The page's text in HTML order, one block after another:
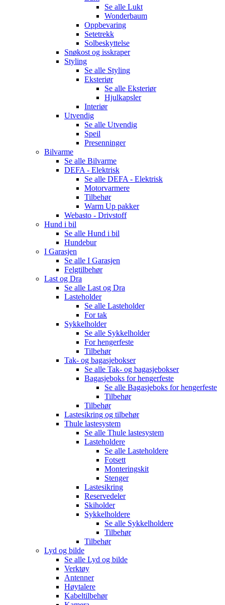
Se alle Lukt
Wonderbaum
Oppbevaring
Setetrekk
Solbeskyttelse
Snøkost og isskraper
Styling
Se alle Styling
Eksteriør
Se alle Eksteriør
Hjulkapsler
Interiør
Utvendig
Se alle Utvendig
Speil
Presenninger
Bilvarme
Se alle Bilvarme
DEFA - Elektrisk
Se alle DEFA - Elektrisk
Motorvarmere
Tilbehør
Warm Up pakker
Webasto - Drivstoff
Hund i bil
Se alle Hund i bil
Hundebur
I Garasjen
Se alle I Garasjen
Felgtilbehør
Last og Dra
Se alle Last og Dra
Lasteholder
Se alle Lasteholder
For tak
Sykkelholder
Se alle Sykkelholder
For hengerfeste
Tilbehør
Tak- og bagasjebokser
Se alle Tak- og bagasjebokser
Bagasjeboks for hengerfeste
Se alle Bagasjeboks for hengerfeste
Tilbehør
Tilbehør
Lastesikring og tilbehør
Thule lastesystem
Se alle Thule lastesystem
Lasteholdere
Se alle Lasteholdere
Fotsett
Monteringskit
Stenger
Lastesikring
Reservedeler
Skiholder
Sykkelholdere
Se alle Sykkelholdere
Tilbehør
Tilbehør
Lyd og bilde
Se alle Lyd og bilde
Verktøy
Antenner
Høytalere
Kabeltilbehør